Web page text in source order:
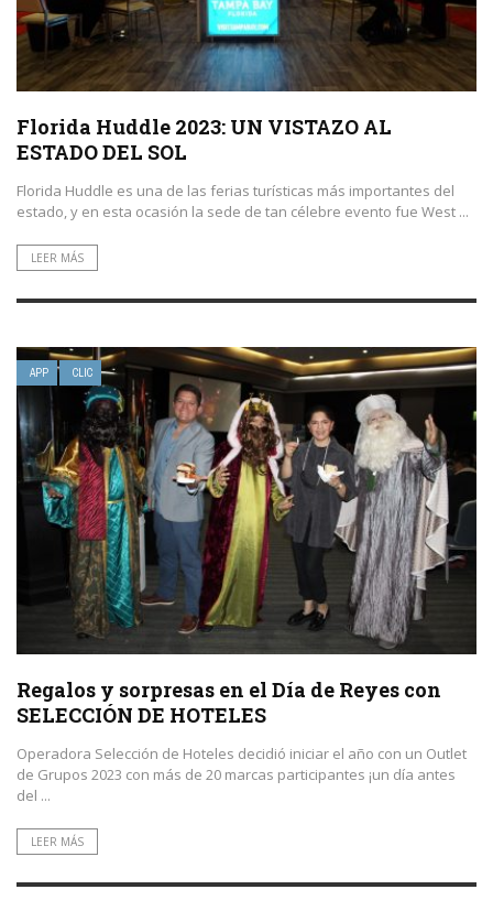
Florida Huddle 2023: UN VISTAZO AL
ESTADO DEL SOL
Florida Huddle es una de las ferias turísticas más importantes del
estado, y en esta ocasión la sede de tan célebre evento fue West ...
LEER MÁS
APP CLIC
Regalos y sorpresas en el Día de Reyes con
SELECCIÓN DE HOTELES
Operadora Selección de Hoteles decidió iniciar el año con un Outlet
de Grupos 2023 con más de 20 marcas participantes ¡un día antes
del ...
LEER MÁS